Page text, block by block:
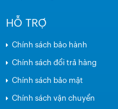
HỖ TRỢ
Chính sách bảo hành
Chính sách đổi trả hàng
Chính sách bảo mật
Chính sách vận chuyển